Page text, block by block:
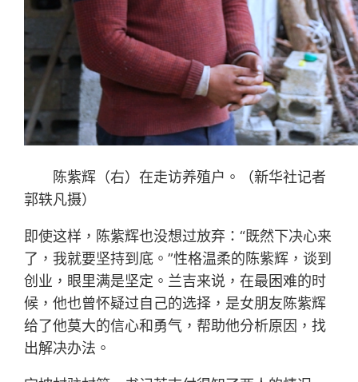
陈紫辉（右）在走访养殖户。（新华社记者
郭轶凡摄）
即使这样，陈紫辉也没想过放弃：“既然下决心来
了，我就要坚持到底。”性格温柔的陈紫辉，谈到
创业，眼里满是坚定。兰吉来说，在最困难的时
候，他也曾怀疑过自己的选择，是女朋友陈紫辉
给了他莫大的信心和勇气，帮助他分析原因，找
出解决办法。